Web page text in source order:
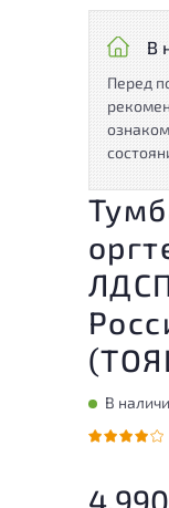
В
Перед
(
В
4.990